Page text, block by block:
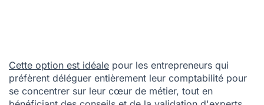
se concentrer sur leur cœur de métier, tout en
bénéficiant des conseils et de la validation d'experts.